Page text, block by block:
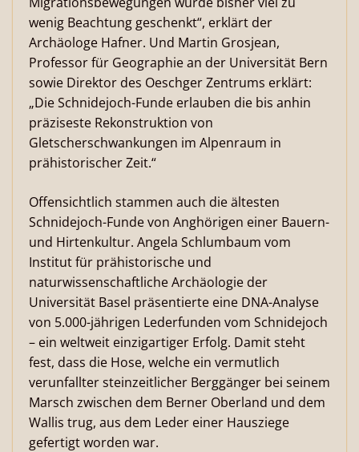
wenig Beachtung geschenkt“, erklärt der
Archäologe Hafner. Und Martin Grosjean,
Professor für Geographie an der Universität Bern
sowie Direktor des Oeschger Zentrums erklärt:
„Die Schnidejoch-Funde erlauben die bis anhin
präziseste Rekonstruktion von
Gletscherschwankungen im Alpenraum in
prähistorischer Zeit.“
Offensichtlich stammen auch die ältesten
Schnidejoch-Funde von Anghörigen einer Bauern-
und Hirtenkultur. Angela Schlumbaum vom
Institut für prähistorische und
naturwissenschaftliche Archäologie der
Universität Basel präsentierte eine DNA-Analyse
von 5.000-jährigen Lederfunden vom Schnidejoch
– ein weltweit einzigartiger Erfolg. Damit steht
fest, dass die Hose, welche ein vermutlich
verunfallter steinzeitlicher Berggänger bei seinem
Marsch zwischen dem Berner Oberland und dem
Wallis trug, aus dem Leder einer Hausziege
gefertigt worden war.